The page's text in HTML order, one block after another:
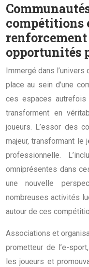
compétitions
renforcement
opportunités
Immergé dans l’univers
place au sein d’une
ces espaces
transforment en
joueurs. L’essor des
majeur, transformant le
professionnelle.
omniprésentes dans
une nouvelle
nombreuses activités
autour de ces
Associations et
prometteur de l’e-
les joueurs et